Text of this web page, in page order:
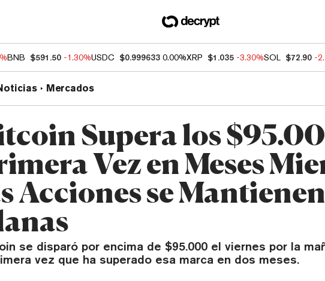
BNB $591.50 -1.30%USDC $0.999633 0.00%XRP $1.035 -3.30%SOL $72.90 -
Mercados
Supera los
Vez en Meses
Acciones se Mantienen
se disparó por encima de $95.000 el viernes por la
vez que ha superado esa marca en dos meses.